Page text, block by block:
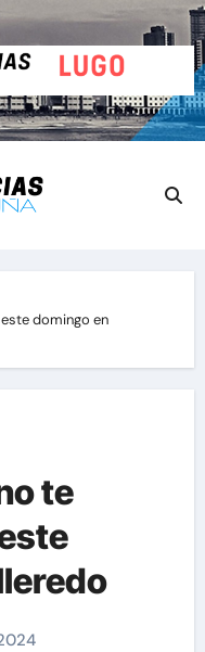
domingo en
te